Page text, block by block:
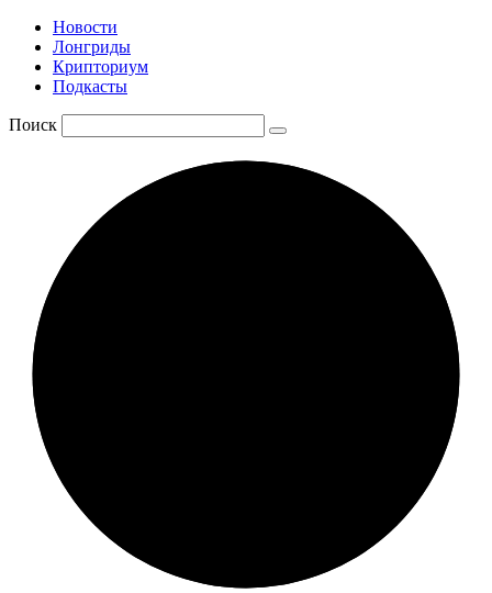
Новости
Лонгриды
Крипториум
Подкасты
Поиск